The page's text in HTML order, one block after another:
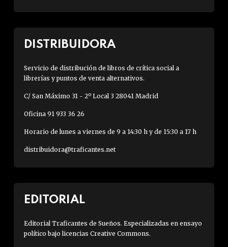
DISTRIBUIDORA
Servicio de distribución de libros de crítica social a
librerías y puntos de venta alternativos.
C/ San Máximo 31 - 2º Local 3 28041 Madrid
Oficina 91 933 36 26
Horario de lunes a viernes de 9 a 14:30 h y de 15:30 a 17 h
distribuidora@traficantes.net
EDITORIAL
Editorial Traficantes de Sueños. Especializadas en ensayo
político bajo licencias Creative Commons.